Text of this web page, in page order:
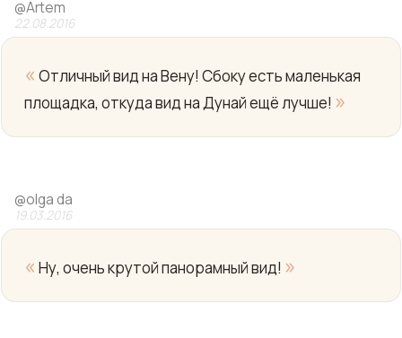
Yo
@Artem
22.08.2016
« Отличный вид на Вену! Сбоку есть маленькая
площадка, откуда вид на Дунай ещё лучше! »
@olga da
19.03.2016
« Ну, очень крутой панорамный вид! »